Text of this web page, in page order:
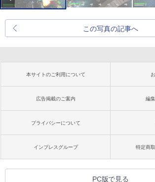
この写真の記事へ
本サイトのご利用について
広告掲載のご案内 編
プライバシーについて
インプレスグループ 特定商
PC版で見る